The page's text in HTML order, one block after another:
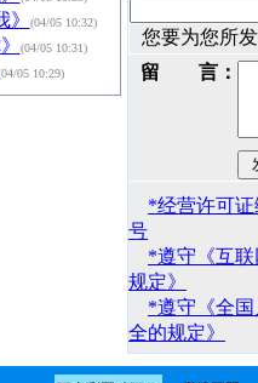
(04/05 10:32)
(04/05 10:31)
05 10:29)
您要为您所
留 言：
*经营许可证
号
*遵守《互
规定》
*遵守《全
全的规定》